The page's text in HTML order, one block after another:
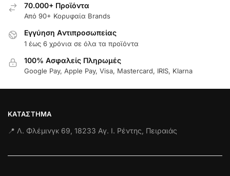
70.000+ Προϊόντα
Από 90+ Κορυφαία Brands
Εγγύηση Aντιπροσωπείας
1 έως 6 χρόνια σε όλα τα προϊόντα
100% Ασφαλείς Πληρωμές
Google Pay, Apple Pay, Visa, Mastercard, IRIS, Klarna
ΚΑΤΆΣΤΗΜΑ
📍 Λ. Φλέμινγκ 69, 18233 Αγ. Ι. Ρέντης, Πειραιάς